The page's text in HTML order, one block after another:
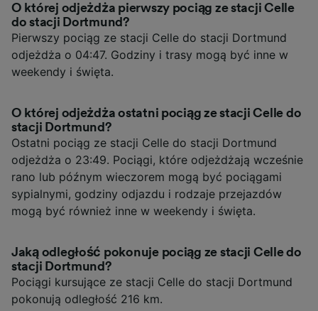
O której odjeżdża pierwszy pociąg ze stacji Celle
do stacji Dortmund?
Pierwszy pociąg ze stacji Celle do stacji Dortmund
odjeżdża o 04:47. Godziny i trasy mogą być inne w
weekendy i święta.
O której odjeżdża ostatni pociąg ze stacji Celle do
stacji Dortmund?
Ostatni pociąg ze stacji Celle do stacji Dortmund
odjeżdża o 23:49. Pociągi, które odjeżdżają wcześnie
rano lub późnym wieczorem mogą być pociągami
sypialnymi, godziny odjazdu i rodzaje przejazdów
mogą być również inne w weekendy i święta.
Jaką odległość pokonuje pociąg ze stacji Celle do
stacji Dortmund?
Pociągi kursujące ze stacji Celle do stacji Dortmund
pokonują odległość 216 km.